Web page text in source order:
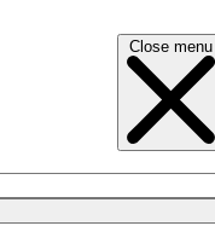
Close menu